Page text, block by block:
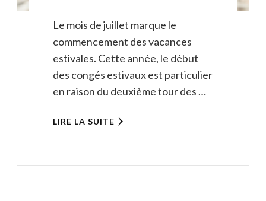
Le mois de juillet marque le
commencement des vacances
estivales. Cette année, le début
des congés estivaux est particulier
en raison du deuxième tour des …
LIRE LA SUITE